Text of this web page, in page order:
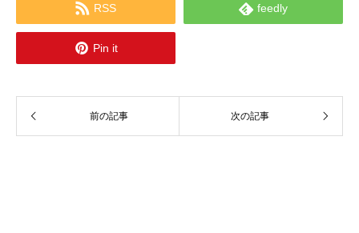
 RSS  feedly
 Pin it
前の記事 次の記事